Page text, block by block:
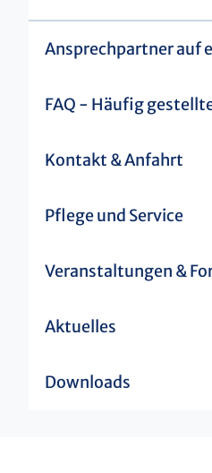
Ansprechpartner auf
FAQ - Häufig
Kontakt & Anfahrt
Pflege und Service
Veranstaltungen &
Aktuelles
Downloads